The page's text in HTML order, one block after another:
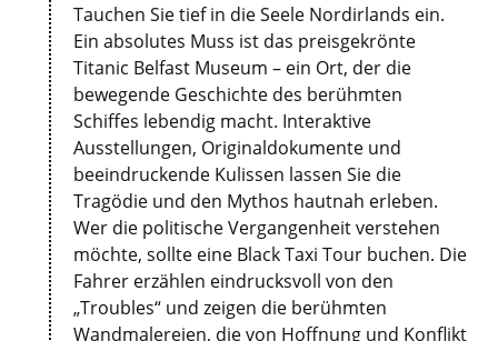
Tauchen Sie tief in die Seele Nordirlands ein.
Ein absolutes Muss ist das preisgekrönte
Titanic Belfast Museum – ein Ort, der die
bewegende Geschichte des berühmten
Schiffes lebendig macht. Interaktive
Ausstellungen, Originaldokumente und
beeindruckende Kulissen lassen Sie die
Tragödie und den Mythos hautnah erleben.
Wer die politische Vergangenheit verstehen
möchte, sollte eine Black Taxi Tour buchen. Die
Fahrer erzählen eindrucksvoll von den
„Troubles“ und zeigen die berühmten
Wandmalereien, die von Hoffnung und Konflikt